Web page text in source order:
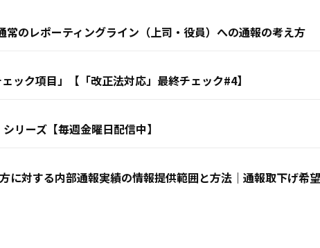
常のレポーティングライン（上司・役員）への通報の考え方
ック項目」【「改正法対応」最終チェック#4】
リーズ【毎週金曜日配信中】
に対する内部通報実績の情報提供範囲と方法｜通報取下げ希